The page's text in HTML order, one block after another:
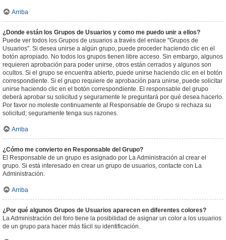
Arriba
¿Donde están los Grupos de Usuarios y como me puedo unir a ellos?
Puede ver todos los Grupos de usuarios a través del enlace "Grupos de
Usuarios". Si desea unirse a algún grupo, puede proceder haciendo clic en el
botón apropiado. No todos los grupos tienen libre acceso. Sin embargo, algunos
requieren aprobación para poder unirse, otros están cerrados y algunos son
ocultos. Si el grupo se encuentra abierto, puede unirse haciendo clic en el botón
correspondiente. Si el grupo requiere de aprobación para unirse, puede solicitar
unirse haciendo clic en el botón correspondiente. El responsable del grupo
deberá aprobar su solicitud y seguramente le preguntará por qué desea hacerlo.
Por favor no moleste continuamente al Responsable de Grupo si rechaza su
solicitud; seguramente tenga sus razones.
Arriba
¿Cómo me convierto en Responsable del Grupo?
El Responsable de un grupo es asignado por La Administración al crear el
grupo. Si está interesado en crear un grupo de usuarios, contacte con La
Administración.
Arriba
¿Por qué algunos Grupos de Usuarios aparecen en diferentes colores?
La Administración del foro tiene la posibilidad de asignar un color a los usuarios
de un grupo para hacer más fácil su identificación.